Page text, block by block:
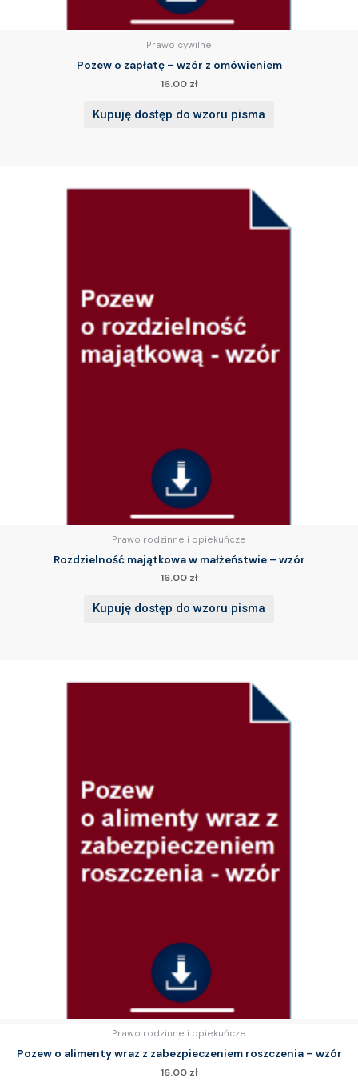
Prawo cywilne
Pozew o zapłatę – wzór z omówieniem
16.00 zł
Kupuję dostęp do wzoru pisma
Prawo rodzinne i opiekuńcze
Rozdzielność majątkowa w małżeństwie – wzór
16.00 zł
Kupuję dostęp do wzoru pisma
Prawo rodzinne i opiekuńcze
Pozew o alimenty wraz z zabezpieczeniem roszczenia – wzór
16.00 zł